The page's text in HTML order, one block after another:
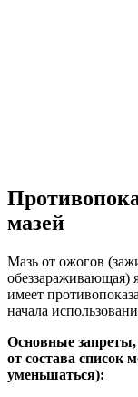
мазей
Мазь от ожогов
обеззараживающая)
имеет
начала
Основные запреты,
от состава список
уменьшаться):